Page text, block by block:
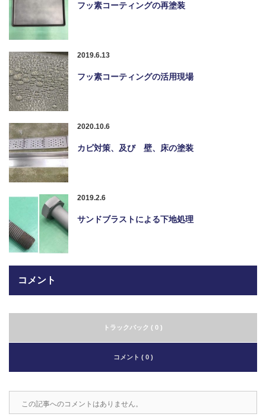
フッ素コーティングの再塗装
2019.6.13
フッ素コーティングの活用現場
2020.10.6
カビ対策、及び 壁、床の塗装
2019.2.6
サンドブラストによる下地処理
コメント
トラックバック ( 0 )
コメント ( 0 )
この記事へのコメントはありません。